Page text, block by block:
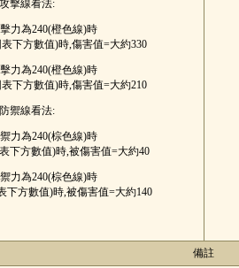
攻擊線看法:
力為240(橙色線)時
下方數值)時,傷害值=大約330
力為240(橙色線)時
下方數值)時,傷害值=大約210
防禦線看法:
力為240(棕色線)時
下方數值)時,被傷害值=大約40
力為240(棕色線)時
下方數值)時,被傷害值=大約140
備註